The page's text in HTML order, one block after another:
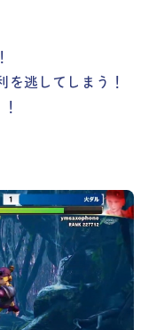
逃してしまう！